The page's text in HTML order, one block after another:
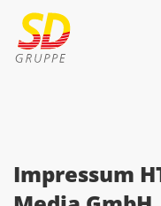
Impressum